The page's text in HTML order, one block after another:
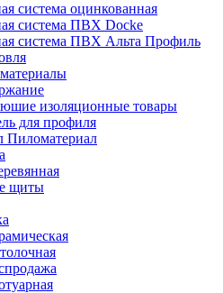
система оцинкованная
система ПВХ Docke
система ПВХ Альта Профиль
изоляционные товары
для профиля
Пиломатериал
щиты